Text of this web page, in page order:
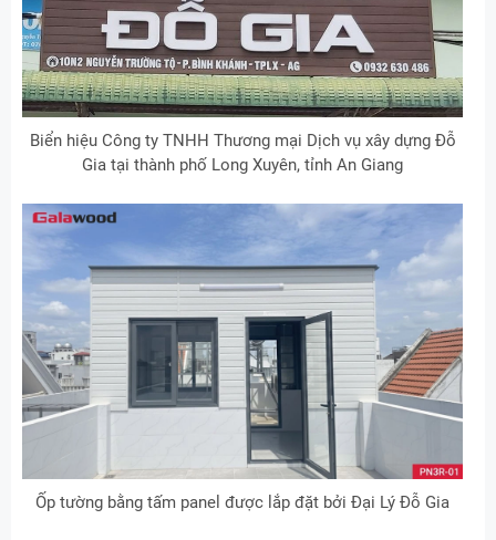
Biển hiệu Công ty TNHH Thương mại Dịch vụ xây dựng Đỗ
Gia tại thành phố Long Xuyên, tỉnh An Giang
Ốp tường bằng tấm panel được lắp đặt bởi Đại Lý Đỗ Gia